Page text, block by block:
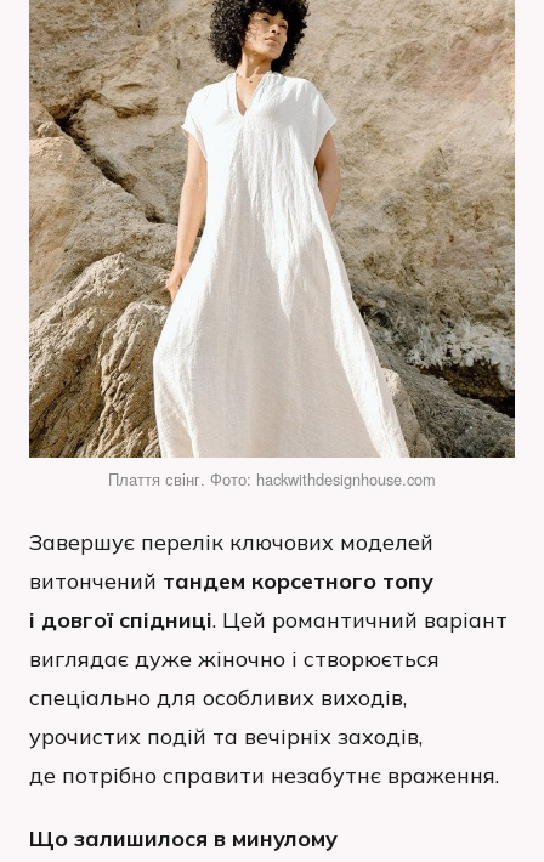
Плаття свінг. Фото: hackwithdesignhouse.com
Завершує перелік ключових моделей
витончений тандем корсетного топу
і довгої спідниці. Цей романтичний варіант
виглядає дуже жіночно і створюється
спеціально для особливих виходів,
урочистих подій та вечірніх заходів,
де потрібно справити незабутнє враження.
Що залишилося в минулому